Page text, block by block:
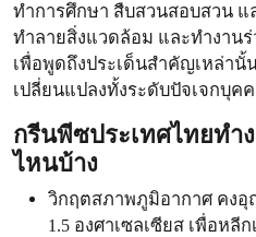
ทำการศึกษา สืบสวนสอบสวน แ
ทำลายสิ่งแวดล้อม และทำงาน
เพื่อพูดถึงประเด็นสำคัญเหล่านั้
เปลี่ยนแปลงทั้งระดับปัจเจกบุค
กรีนพีซประเทศไทยทำ
ไหนบ้าง
วิกฤตสภาพภูมิอากาศ คงอุ
1.5 องศาเซลเซียส เพื่อหลี